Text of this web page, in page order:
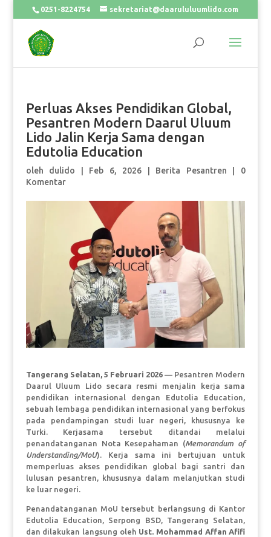
0251-8224754 sekretariat@daarululuumlido.com
Perluas Akses Pendidikan Global,
Pesantren Modern Daarul Uluum
Lido Jalin Kerja Sama dengan
Edutolia Education
oleh dulido Feb 6, 2026 Berita Pesantren
0
Komentar
Tangerang Selatan, 5 Februari 2026 — Pesantren Modern
Daarul Uluum Lido secara resmi menjalin kerja sama
pendidikan internasional dengan Edutolia Education,
sebuah lembaga pendidikan internasional yang berfokus
pada pendampingan studi luar negeri, khususnya ke
Turki. Kerjasama tersebut ditandai melalui
penandatanganan Nota Kesepahaman (Memorandum of
Understanding/MoU). Kerja sama ini bertujuan untuk
memperluas akses pendidikan global bagi santri dan
lulusan pesantren, khususnya dalam melanjutkan studi
ke luar negeri.
Penandatanganan MoU tersebut berlangsung di Kantor
Edutolia Education, Serpong BSD, Tangerang Selatan,
dan dilakukan langsung oleh Ust. Mohammad Affan Afifi